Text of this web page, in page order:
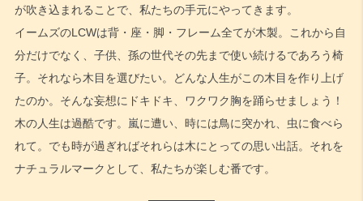
が吹き込まれることで、私たちの手元にやってきます。
イームズのLCWは背・座・脚・フレーム全てが木製。これから自
分だけでなく、子供、孫の世代その先まで使い続けるであろう椅
子。それなら木目を選びたい。どんな人生がこの木目を作り上げ
たのか。そんな妄想にドキドキ、ワクワク胸を踊らせましょう！
木の人生は過酷です。嵐に遭い、時には鳥に突かれ、虫に食べら
れて。でも時が過ぎればそれらは木にとっての思い出話。それを
ナチュラルマークとして、私たちが楽しむ番です。